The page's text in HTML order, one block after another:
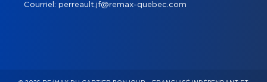
Courriel: perreault.jf@remax-quebec.com